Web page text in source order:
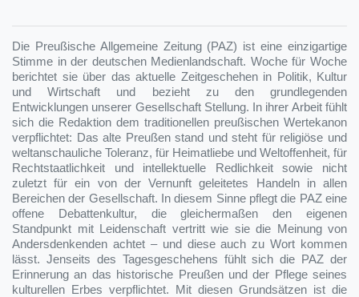
Die Preußische Allgemeine Zeitung (PAZ) ist eine einzigartige
Stimme in der deutschen Medienlandschaft. Woche für Woche
berichtet sie über das aktuelle Zeitgeschehen in Politik, Kultur
und Wirtschaft und bezieht zu den grundlegenden
Entwicklungen unserer Gesellschaft Stellung. In ihrer Arbeit fühlt
sich die Redaktion dem traditionellen preußischen Wertekanon
verpflichtet: Das alte Preußen stand und steht für religiöse und
weltanschauliche Toleranz, für Heimatliebe und Weltoffenheit, für
Rechtstaatlichkeit und intellektuelle Redlichkeit sowie nicht
zuletzt für ein von der Vernunft geleitetes Handeln in allen
Bereichen der Gesellschaft. In diesem Sinne pflegt die PAZ eine
offene Debattenkultur, die gleichermaßen den eigenen
Standpunkt mit Leidenschaft vertritt wie sie die Meinung von
Andersdenkenden achtet – und diese auch zu Wort kommen
lässt. Jenseits des Tagesgeschehens fühlt sich die PAZ der
Erinnerung an das historische Preußen und der Pflege seines
kulturellen Erbes verpflichtet. Mit diesen Grundsätzen ist die